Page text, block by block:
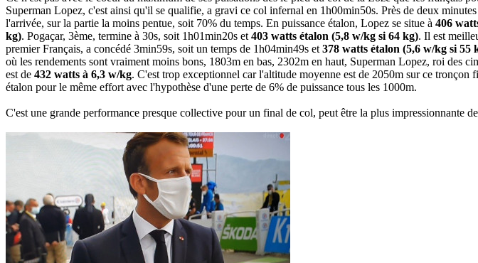
Superman Lopez, c'est ainsi qu'il se qualifie, a gravi ce col infernal en 1h00min50s. Près de deux
l'arrivée, sur la partie la moins pentue, soit 70% du temps. En puissance étalon, Lopez se situe à 406
kg). Pogaçar, 3ème, termine à 30s, soit 1h01min20s et 403 watts étalon (5,8 w/kg si 64 kg). Il est
premier Français, a concédé 3min59s, soit un temps de 1h04min49s et 378 watts étalon (5,6 w/kg si 55
où les rendements sont vraiment moins bons, 1803m en bas, 2302m en haut, Superman Lopez, roi des
est de 432 watts à 6,3 w/kg. C'est trop exceptionnel car l'altitude moyenne est de 2050m sur ce
étalon pour le même effort avec l'hypothèse d'une perte de 6% de puissance tous les 1000m.
C'est une grande performance presque collective pour un final de col, peut être la plus impressionnante